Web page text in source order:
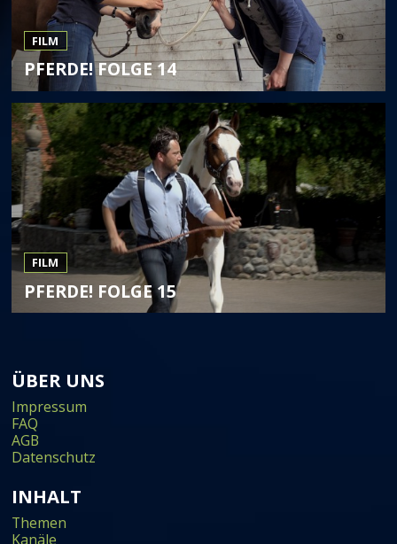
FILM
PFERDE! FOLGE 14
FILM
PFERDE! FOLGE 15
ÜBER UNS
Impressum
FAQ
AGB
Datenschutz
INHALT
Themen
Kanäle